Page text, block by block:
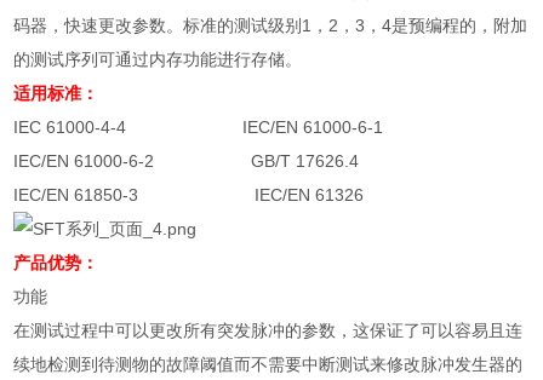
码器，快速更改参数。标准的测试级别 1 ， 2 ，3 ，4是预编程的，附加
的测试序列可通过内存功能进行存储。
适用标准：
IEC 61000-4-4 IEC/EN 61000-6-1
IEC/EN 61000-6-2GB/T 17626.4
IEC/EN 61850-3 IEC/EN 61326
产品优势：
功能
在测试过程中可以更改所有突发脉冲的参数，这保证了可以容易且连
续地检测到待测物的故障阈值而不需要中断测试来修改脉冲发生器的